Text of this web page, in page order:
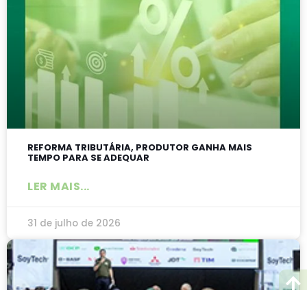
REFORMA TRIBUTÁRIA, PRODUTOR GANHA MAIS
TEMPO PARA SE ADEQUAR
LER MAIS...
31 de julho de 2026